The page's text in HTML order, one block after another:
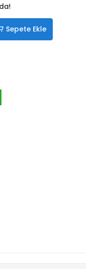
Sepete Ekle